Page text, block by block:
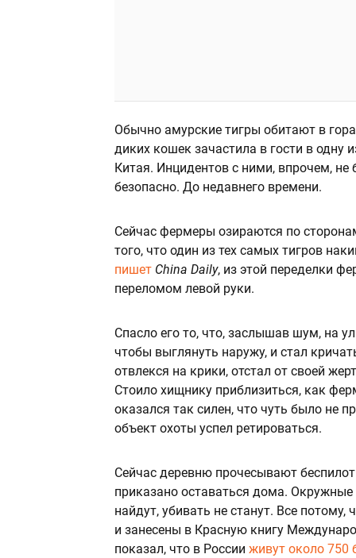
Обычно амурские тигры обитают в
диких кошек зачастила в гости в одну
Китая. Инцидентов с ними, впрочем, не
безопасно. До недавнего времени.
Сейчас фермеры озираются по
того, что один из тех самых тигров
пишет China Daily, из этой переделки
переломом левой руки.
Спасло его то, что, заслышав шум, на
чтобы выглянуть наружу, и стал
отвлекся на крики, отстал от своей
Стоило хищнику приблизиться, как
оказался так силен, что чуть было не
объект охоты успел ретироваться.
Сейчас деревню прочесывают
приказано оставаться дома.
найдут, убивать не станут. Все
и занесены в Красную книгу
показал, что в России живут около 750